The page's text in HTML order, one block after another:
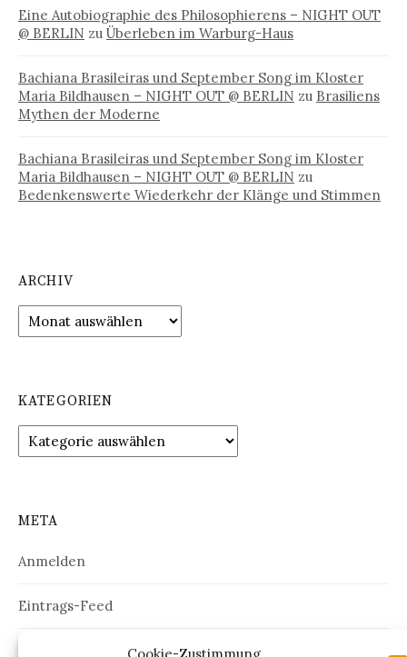
Eine Autobiographie des Philosophierens – NIGHT OUT
@ BERLIN zu Überleben im Warburg-Haus
Bachiana Brasileiras und September Song im Kloster
Maria Bildhausen – NIGHT OUT @ BERLIN zu Brasiliens
Mythen der Moderne
Bachiana Brasileiras und September Song im Kloster
Maria Bildhausen – NIGHT OUT @ BERLIN zu
Bedenkenswerte Wiederkehr der Klänge und Stimmen
ARCHIV
Archiv
KATEGORIEN
Kategorien
META
Anmelden
Eintrags-Feed
Kommentar-Feed